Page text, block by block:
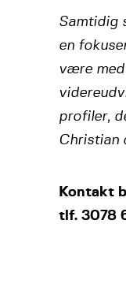
Samtidig
en
være
profiler,
Christian
Kontakt
tlf. 3078